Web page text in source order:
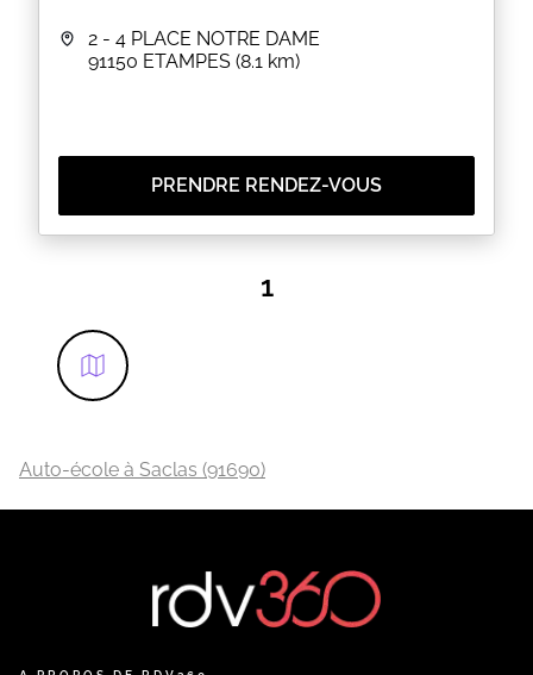
2 - 4 PLACE NOTRE DAME
91150 ETAMPES (8.1 km)
PRENDRE RENDEZ-VOUS
1
Auto-école à Saclas (91690)